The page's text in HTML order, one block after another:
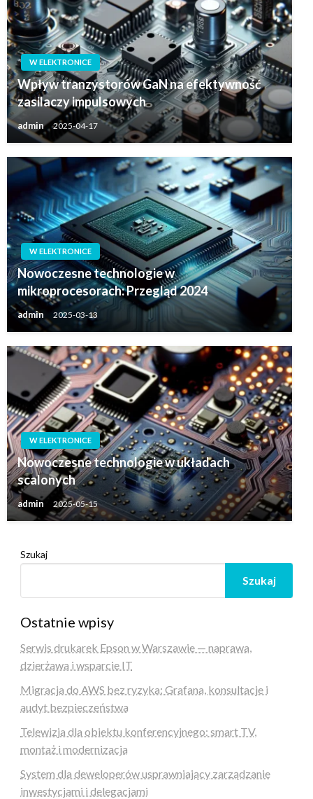
W ELEKTRONICE
Wpływ tranzystorów GaN na efektywność
zasilaczy impulsowych
admin 2025-04-17
W ELEKTRONICE
Nowoczesne technologie w
mikroprocesorach: Przegląd 2024
admin 2025-03-13
W ELEKTRONICE
Nowoczesne technologie w układach
scalonych
admin 2025-05-15
Szukaj
Szukaj
Ostatnie wpisy
Serwis drukarek Epson w Warszawie — naprawa,
dzierżawa i wsparcie IT
Migracja do AWS bez ryzyka: Grafana, konsultacje i
audyt bezpieczeństwa
Telewizja dla obiektu konferencyjnego: smart TV,
montaż i modernizacja
System dla deweloperów usprawniający zarządzanie
inwestycjami i delegacjami